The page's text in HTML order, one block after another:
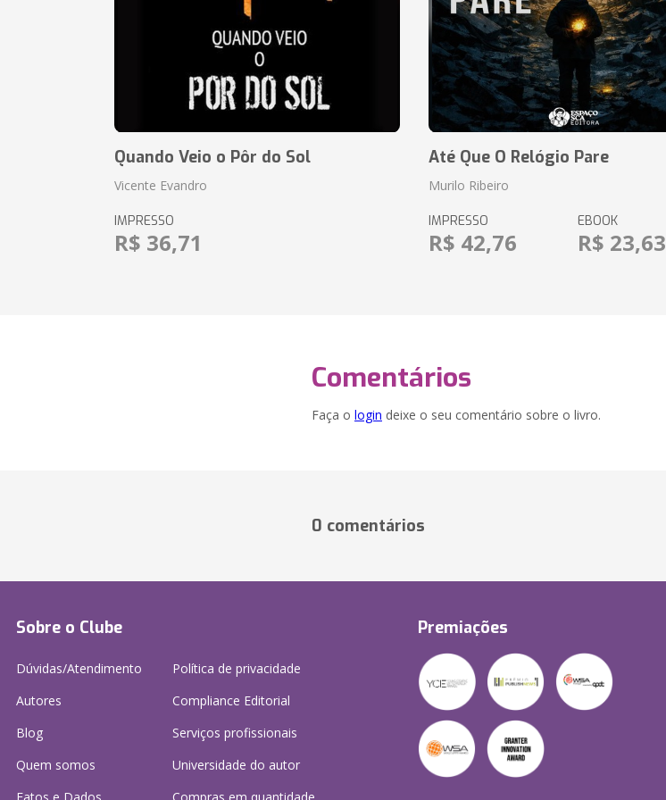
Quando Veio o Pôr do Sol
Vicente Evandro
IMPRESSO
R$ 36,71
Até Que O Relógio Pare
Murilo Ribeiro
IMPRESSO
R$ 42,76
EBOOK
R$ 23,63
Comentários
Faça o login deixe o seu comentário sobre o livro.
0 comentários
Sobre o Clube
Dúvidas/Atendimento
Autores
Blog
Quem somos
Política de privacidade
Compliance Editorial
Serviços profissionais
Universidade do autor
Premiações